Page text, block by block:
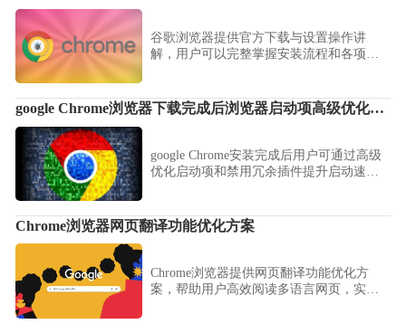
谷歌浏览器提供官方下载与设置操作讲
解，用户可以完整掌握安装流程和各项功
提升日常浏览效率和操作便利性。
google Chrome浏览器下载完成后浏览器启动项高级优化教程
google Chrome安装完成后用户可通过高级
优化启动项和禁用冗余插件提升启动速
Chrome浏览器网页翻译功能优化方案
Chrome浏览器提供网页翻译功能优化方
案，帮助用户高效阅读多语言网页，实现